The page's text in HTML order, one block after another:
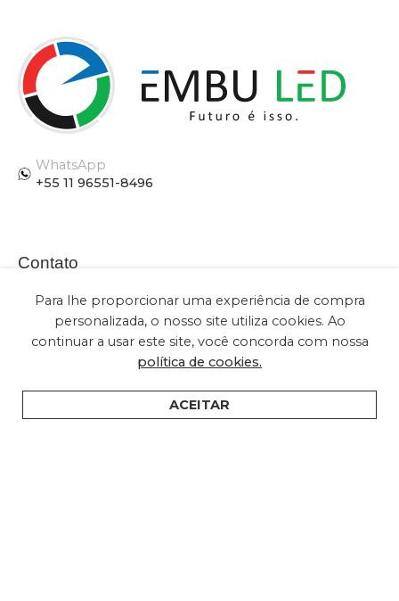
WhatsApp
+55 11 96551-8496
Contato
(+55) 11 2028-2616
sac@embuled.com
contato@embuled.com
Para lhe proporcionar uma experiência de compra
personalizada, o nosso site utiliza cookies. Ao
continuar a usar este site, você concorda com nossa
política de cookies.
ACEITAR